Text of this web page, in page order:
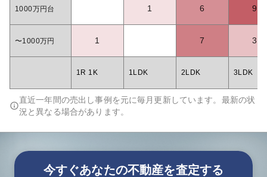
1000万円台 1 6 9
〜1000万円 1 7 3
1R 1K 1LDK 2LDK 3LDK
直近一年間の売出し事例を元に毎月更新しています。最新の状
況と異なる場合があります。
今すぐあなたの不動産を査定する